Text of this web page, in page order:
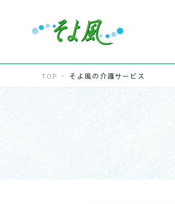
TOP そよ風の介護サービス